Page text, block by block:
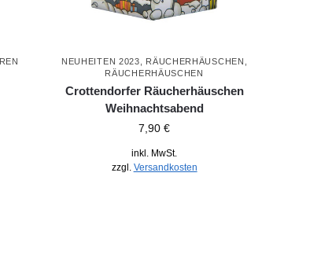
NEUHEITEN 2023 RÄUCHERHÄUSCHEN
RÄUCHERHÄUSCHEN
Crottendorfer Räucherhäuschen
Weihnachtsabend
7,90€
inkl. MwSt.
zzgl. Versandkosten